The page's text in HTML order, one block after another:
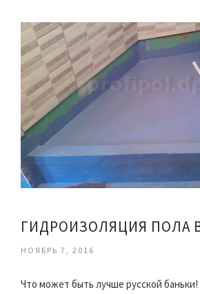
ГИДРОИЗОЛЯЦИЯ ПОЛА
НОЯБРЬ 7, 2016
Что может быть лучше русской баньки!